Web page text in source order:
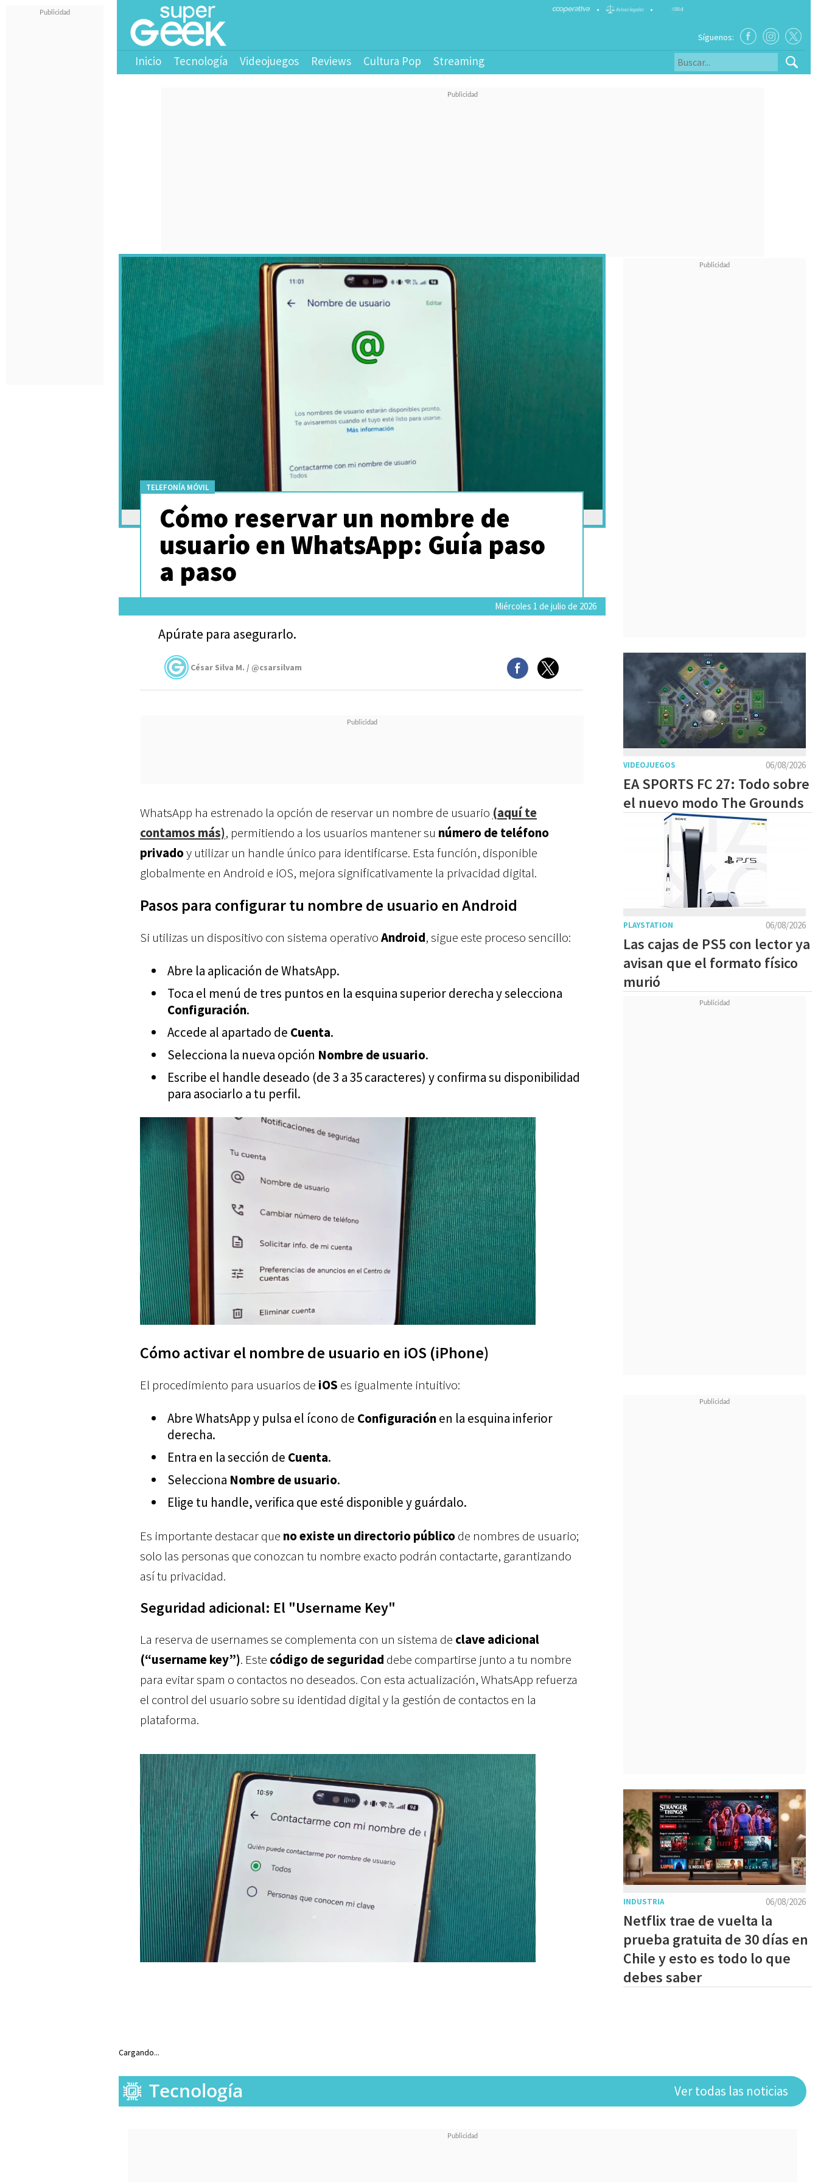
• •
Síguenos:
Inicio Tecnología Videojuegos Reviews Cultura Pop Streaming
TELEFONÍA MÓVIL
Cómo reservar un nombre de
usuario en WhatsApp: Guía paso
a paso
Miércoles 1 de julio de 2026
Apúrate para asegurarlo.
César Silva M. / @csarsilvam
WhatsApp ha estrenado la opción de reservar un nombre de usuario (aquí te
contamos más), permitiendo a los usuarios mantener su número de teléfono
privadoy utilizar un handle único para identificarse. Esta función, disponible
globalmente en Android e iOS, mejora significativamente la privacidad digital.
Pasos para configurar tu nombre de usuario en Android
Si utilizas un dispositivo con sistema operativoAndroid, sigue este proceso sencillo:
Abre la aplicación de WhatsApp.
Toca el menú de tres puntos en la esquina superior derecha y selecciona
Configuración.
Accede al apartado de Cuenta.
Selecciona la nueva opción Nombre de usuario.
Escribe el handle deseado (de 3 a 35 caracteres) y confirma su disponibilidad
para asociarlo a tu perfil.
Cómo activar el nombre de usuario en iOS (iPhone)
El procedimiento para usuarios de iOS es igualmente intuitivo:
Abre WhatsApp y pulsa el ícono de Configuraciónen la esquina inferior
derecha.
Entra en la sección de Cuenta.
Selecciona Nombre de usuario.
Elige tu handle, verifica que esté disponible y guárdalo.
Es importante destacar que no existe un directorio públicode nombres de usuario;
solo las personas que conozcan tu nombre exacto podrán contactarte, garantizando
así tu privacidad.
Seguridad adicional: El "Username Key"
La reserva de usernames se complementa con un sistema de clave adicional
(“username key”). Este código de seguridad debe compartirse junto a tu nombre
para evitar spam o contactos no deseados. Con esta actualización, WhatsApp refuerza
el control del usuario sobre su identidad digital y la gestión de contactos en la
plataforma.
06/08/2026
VIDEOJUEGOS
EA SPORTS FC 27: Todo sobre
el nuevo modo The Grounds
06/08/2026
PLAYSTATION
Las cajas de PS5 con lector ya
avisan que el formato físico
murió
06/08/2026
INDUSTRIA
Netflix trae de vuelta la
prueba gratuita de 30 días en
Chile y esto es todo lo que
debes saber
Cargando...
Ver todas las noticias
Tecnología